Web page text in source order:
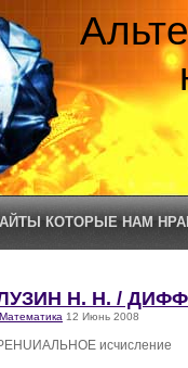
КОТОРЫЕ НАМ
Н. Н. /
Математика 12 Июнь 2008
исчисление